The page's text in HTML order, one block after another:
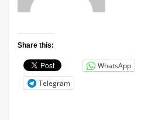
Share this:
WhatsApp
Telegram